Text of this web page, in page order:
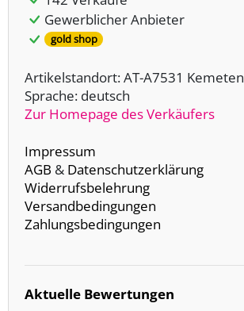
Gewerblicher Anbieter
gold shop
Artikelstandort: AT-A7531 Kemeten
Sprache: deutsch
Zur Homepage des Verkäufers
Impressum
AGB & Datenschutzerklärung
Widerrufsbelehrung
Versandbedingungen
Zahlungsbedingungen
Aktuelle Bewertungen